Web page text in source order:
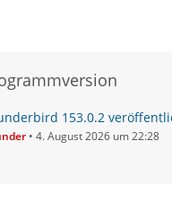
153.0.2
4. August 2026 um 22:28